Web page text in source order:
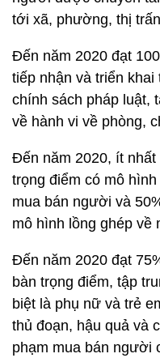
tới xã, phường, thị
Đến năm 2020 đạt
tiếp nhận và triển
chính sách pháp luật,
về hành vi về phòng,
Đến năm 2020, ít nhất
trọng điểm có mô
mua bán người và
mô hình lồng ghép về
Đến năm 2020 đạt
bàn trọng điểm, tập
biệt là phụ nữ và trẻ
thủ đoạn, hậu quả và
phạm mua bán người